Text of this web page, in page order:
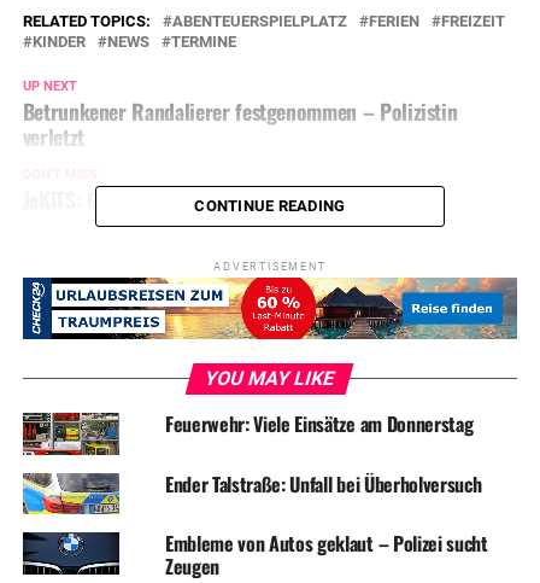
RELATED TOPICS: ABENTEUERSPIELPLATZ FERIEN
FREIZEIT
KINDER
NEWS TERMINE
UP NEXT
Betrunkener Randalierer festgenommen – Polizistin
verletzt
JeKITS: Grundschulkinder geben Konzert
CONTINUE READING
ADVERTISEMENT
YOU MAY LIKE
Feuerwehr: Viele Einsätze am Donnerstag
Ender Talstraße: Unfall bei Überholversuch
Embleme von Autos geklaut – Polizei sucht
Zeugen